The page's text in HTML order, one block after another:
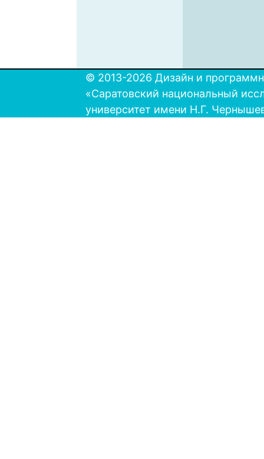
© 2013-2026 Дизайн и
«Саратовский национальный
университет имени Н.Г.